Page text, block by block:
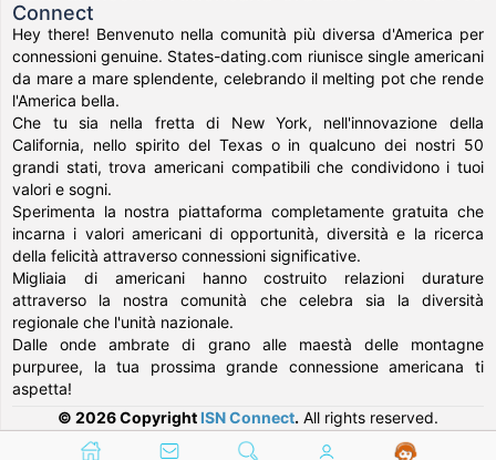
Connect
Hey there! Benvenuto nella comunità più diversa d'America per
connessioni genuine. States-dating.com riunisce single americani
da mare a mare splendente, celebrando il melting pot che rende
l'America bella.
Che tu sia nella fretta di New York, nell'innovazione della
California, nello spirito del Texas o in qualcuno dei nostri 50
grandi stati, trova americani compatibili che condividono i tuoi
valori e sogni.
Sperimenta la nostra piattaforma completamente gratuita che
incarna i valori americani di opportunità, diversità e la ricerca
della felicità attraverso connessioni significative.
Migliaia di americani hanno costruito relazioni durature
attraverso la nostra comunità che celebra sia la diversità
regionale che l'unità nazionale.
Dalle onde ambrate di grano alle maestà delle montagne
purpuree, la tua prossima grande connessione americana ti
aspetta!
© 2026 Copyright ISN Connect. All rights reserved.